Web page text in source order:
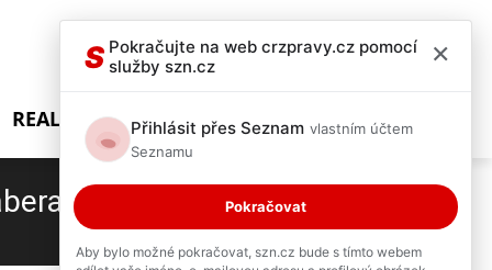
REALITY SHOW
S Pokračujte na web crzpravy.cz pomocí
služby szn.cz
×
Přihlásit přes Seznam vlastním účtem
Seznamu
Pokračovat
Aby bylo možné pokračovat, szn.cz bude s tímto webem